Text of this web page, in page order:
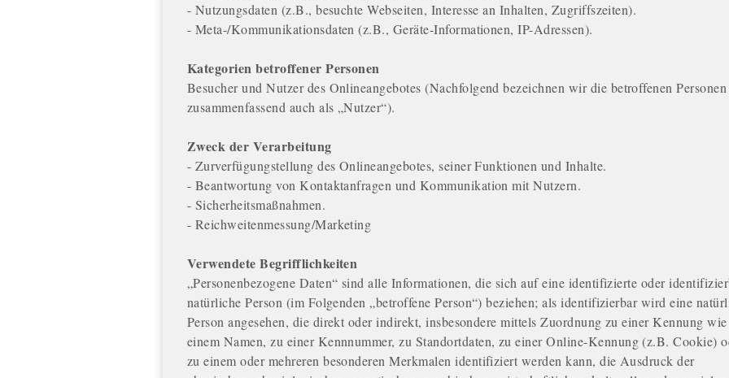
- Nutzungsdaten (z.B., besuchte Webseiten, Interesse an Inhalten, Zugriffszeiten).
- Meta-/Kommunikationsdaten (z.B., Geräte-Informationen, IP-Adressen).
Kategorien betroffener Personen
Besucher und Nutzer des Onlineangebotes (Nachfolgend bezeichnen wir die betroffenen Personen
zusammenfassend auch als „Nutzer“).
Zweck der Verarbeitung
- Zurverfügungstellung des Onlineangebotes, seiner Funktionen und Inhalte.
- Beantwortung von Kontaktanfragen und Kommunikation mit Nutzern.
- Sicherheitsmaßnahmen.
- Reichweitenmessung/Marketing
Verwendete Begrifflichkeiten
„Personenbezogene Daten“ sind alle Informationen, die sich auf eine identifizierte oder
natürliche Person (im Folgenden „betroffene Person“) beziehen; als identifizierbar wird eine
Person angesehen, die direkt oder indirekt, insbesondere mittels Zuordnung zu einer Kennung wie
einem Namen, zu einer Kennnummer, zu Standortdaten, zu einer Online-Kennung (z.B. Cookie)
zu einem oder mehreren besonderen Merkmalen identifiziert werden kann, die Ausdruck der